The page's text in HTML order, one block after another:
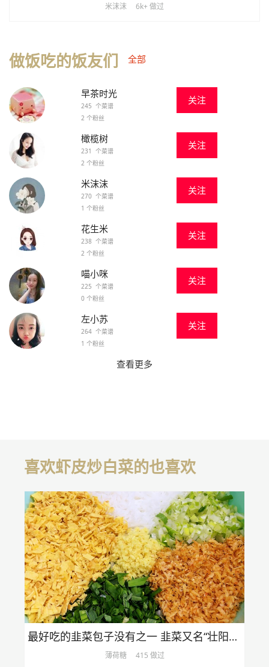
米沫沫 6k+ 做过
做饭吃的饭友们 全部
早茶时光
245 个菜谱
2 个粉丝
关注
橄榄树
231 个菜谱
2 个粉丝
关注
米沫沫
270 个菜谱
1 个粉丝
关注
花生米
238 个菜谱
2 个粉丝
关注
喵小咪
225 个菜谱
0 个粉丝
关注
左小苏
264 个菜谱
1 个粉丝
关注
查看更多
喜欢虾皮炒白菜的也喜欢
最好吃的韭菜包子没有之一 韭菜又名“壮阳草”，虾皮有“钙库”之称二者结合不止是舌尖上的美味那么简单……
薄荷糖 415 做过